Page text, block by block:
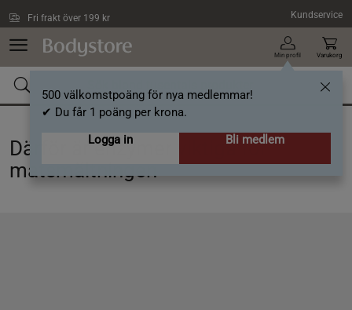
Fri frakt över 199 kr Kundservice
Min profil
500 välkomstpoäng för nya medlemmar!
✔ Du får 1 poäng per krona.
Logga in
Bli medlem
Varukorg
Därför är enzymer viktiga för
matsmältningen